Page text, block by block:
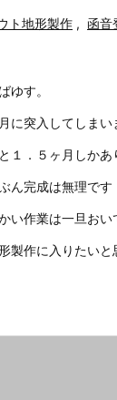
ト地形製作 , 函音
ゆす。
に突入してしまい
１．５ヶ月しかあ
ん完成は無理です
い作業は一旦おい
製作に入りたいと